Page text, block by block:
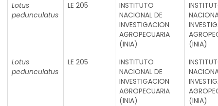
Lotus
pedunculatus
LE 205
INSTITUTO
NACIONAL DE
INVESTIGACION
AGROPECUARIA
(INIA)
(INIA)
Lotus
pedunculatus
LE 205
INSTITUTO
NACIONAL DE
INVESTIGACION
AGROPECUARIA
(INIA)
(INIA)